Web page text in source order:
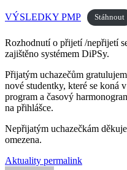
VÝSLEDKY PMP Stáhnout
Rozhodnutí o přijetí /nepřijetí
zajištěno systémem DiPSy.
Přijatým uchazečům
nové studentky, které se koná
program a časový
na přihlášce.
Nepřijatým uchazečkám
omezena.
Aktuality permalink